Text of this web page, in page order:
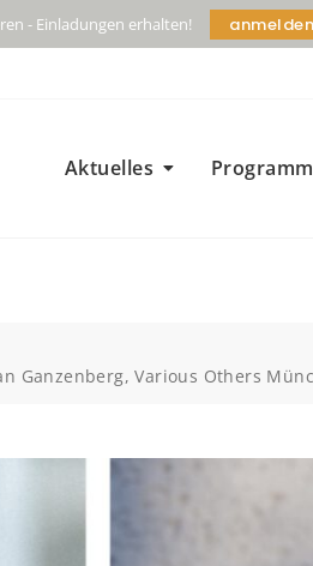
- Einladungen erhalten! anmelden
Aktuelles Programm
Various Others